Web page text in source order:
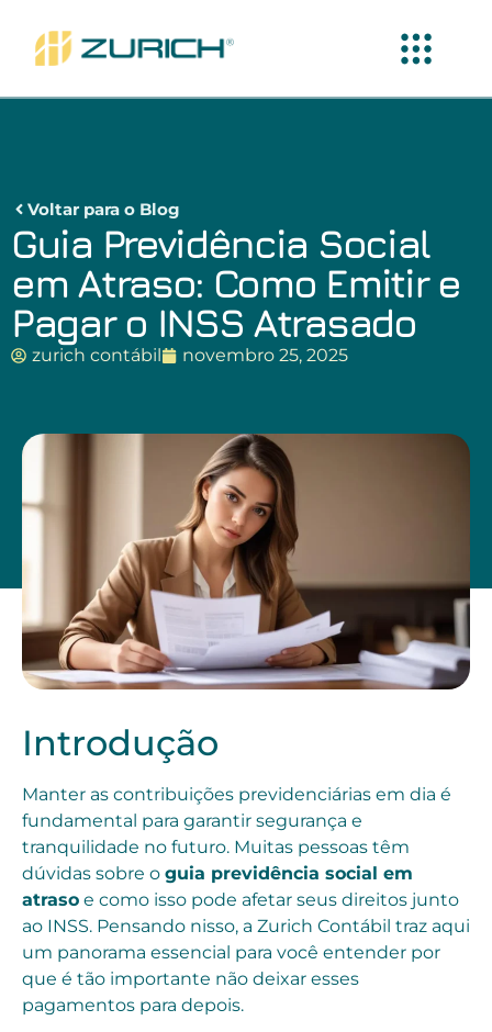
Voltar para o Blog
Guia Previdência Social
em Atraso: Como Emitir e
Pagar o INSS Atrasado
zurich contábil novembro 25, 2025
Introdução
Manter as contribuições previdenciárias em dia é
fundamental para garantir segurança e
tranquilidade no futuro. Muitas pessoas têm
dúvidas sobre o guia previdência social em
atraso e como isso pode afetar seus direitos junto
ao INSS. Pensando nisso, a Zurich Contábil traz aqui
um panorama essencial para você entender por
que é tão importante não deixar esses
pagamentos para depois.